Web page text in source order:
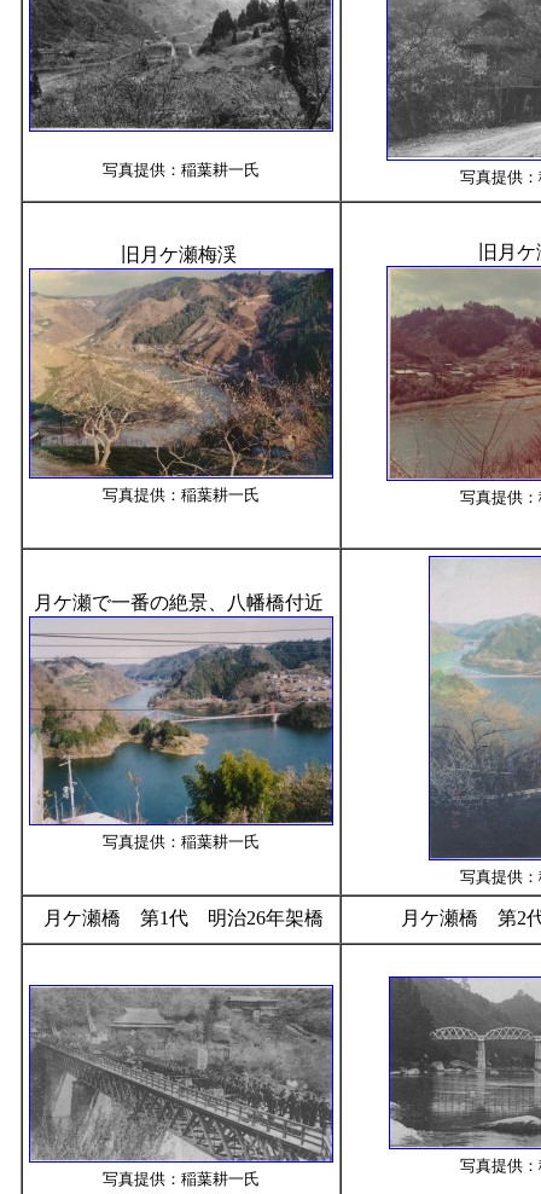
写真提供：稲葉耕一氏 写真提供
旧月ケ瀬梅渓
写真提供：稲葉耕一氏
旧月
写真提供
月ケ瀬で一番の絶景、八幡橋付近
写真提供：稲葉耕一氏
写真提供
月ケ瀬橋 第1代 明治26年架橋 月ケ瀬橋 第2
写真提供：稲葉耕一氏
写真提供